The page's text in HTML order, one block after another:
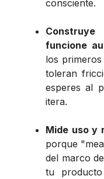
consciente.
funcione
los
toleran
esperes al
itera.
Mide uso y
porque
del marco
tu